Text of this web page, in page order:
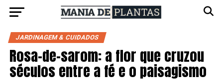
JARDINAGEM & CUIDADOS
Rosa-de-sarom: a flor que cruzou
séculos entre a fé e o paisagismo